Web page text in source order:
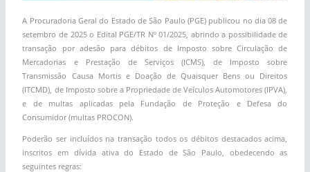
A Procuradoria Geral do Estado de São Paulo (PGE) publicou no dia 08 de
setembro de 2025 o Edital PGE/TR Nº 01/2025, abrindo a possibilidade de
transação por adesão para débitos de Imposto sobre Circulação de
Mercadorias e Prestação de Serviços (ICMS), de Imposto sobre
Transmissão Causa Mortis e Doação de Quaisquer Bens ou Direitos
(ITCMD), de Imposto sobre a Propriedade de Veículos Automotores (IPVA),
e de multas aplicadas pela Fundação de Proteção e Defesa do
Consumidor (multas PROCON).
Poderão ser incluídos na transação todos os débitos destacados acima,
inscritos em dívida ativa do Estado de São Paulo, obedecendo as
seguintes regras: